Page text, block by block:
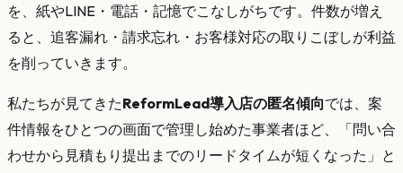
を、紙やLINE・電話・記憶でこなしがちです。件数が増え
ると、追客漏れ・請求忘れ・お客様対応の取りこぼしが利益
を削っていきます。
私たちが見てきたReformLead導入店の匿名傾向では、案
件情報をひとつの画面で管理し始めた事業者ほど、「問い合
わせから見積もり提出までのリードタイムが短くなった」と